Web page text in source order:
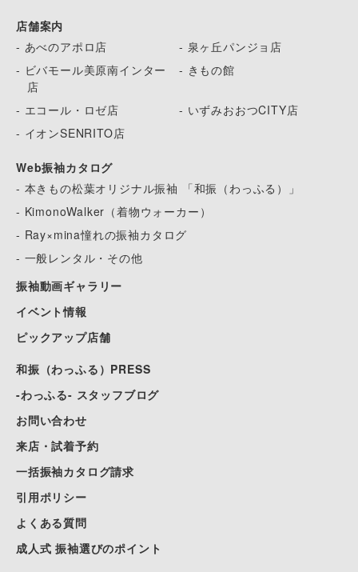
店舗案内
- あべのアポロ店
- 泉ヶ丘パンジョ店
- ビバモール美原南インター
店
- きもの館
- エコール・ロゼ店
- いずみおおつCITY店
- イオンSENRITO店
Web振袖カタログ
- 本きもの松葉オリジナル振袖 「和振（わっふる）」
- KimonoWalker（着物ウォーカー）
- Ray×mina憧れの振袖カタログ
- 一般レンタル・その他
振袖動画ギャラリー
イベント情報
ピックアップ店舗
和振（わっふる）PRESS
-わっふる- スタッフブログ
お問い合わせ
来店・試着予約
一括振袖カタログ請求
引用ポリシー
よくある質問
成人式 振袖選びのポイント